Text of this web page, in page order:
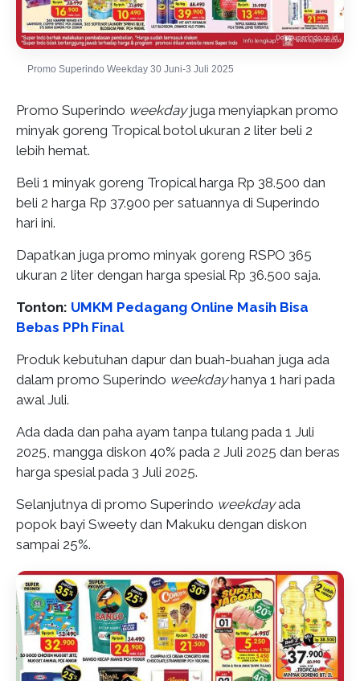
Promo Superindo Weekday 30 Juni-3 Juli 2025
Promo Superindo weekdayjuga menyiapkan promo
minyak goreng Tropical botol ukuran 2 liter beli 2
lebih hemat.
Beli 1 minyak goreng Tropical harga Rp 38.500 dan
beli 2 harga Rp 37.900 per satuannya di Superindo
hari ini.
Dapatkan juga promo minyak goreng RSPO 365
ukuran 2 liter dengan harga spesial Rp 36.500 saja.
Tonton: UMKM Pedagang Online Masih Bisa
Bebas PPh Final
Produk kebutuhan dapur dan buah-buahan juga ada
dalam promo Superindo weekdayhanya 1 hari pada
awal Juli.
Ada dada dan paha ayam tanpa tulang pada 1 Juli
2025, mangga diskon 40% pada 2 Juli 2025 dan beras
harga spesial pada 3 Juli 2025.
Selanjutnya di promo Superindo weekdayada
popok bayi Sweety dan Makuku dengan diskon
sampai 25%.